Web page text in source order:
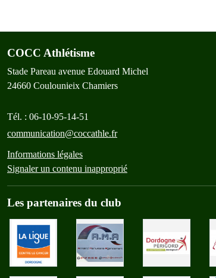
COCC Athlétisme
Stade Pareau avenue Edouard Michel
24660 Coulounieix Chamiers
Tél. : 06-10-95-14-51
communication@coccathle.fr
Informations légales
Signaler un contenu inapproprié
Les partenaires du club